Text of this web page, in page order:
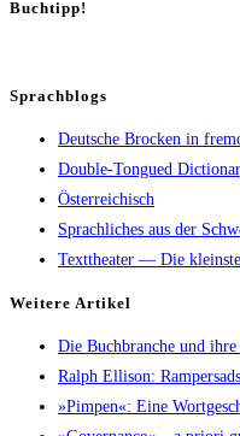
Buch­tipp!
Sprachblogs
Deutsche Brocken in
Double-Tongued
Österreichisch
Sprachliches aus der
Texttheater — Die
Wei­te­re Artikel
Die Buch­bran­che und ihre
Ralph Elli­son:
»Pim­pen«: Eine